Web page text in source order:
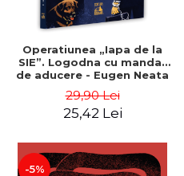
Operatiunea „Iapa de la
SIE”. Logodna cu mandat
de aducere - Eugen Neata
29,90 Lei
25,42 Lei
-5%